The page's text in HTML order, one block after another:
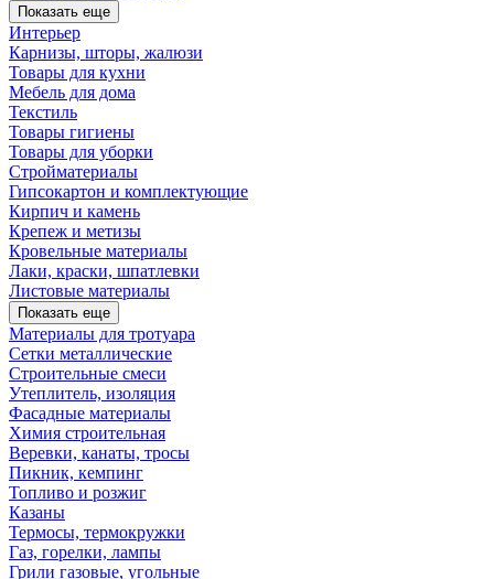
Показать еще
Интерьер
Карнизы, шторы, жалюзи
Товары для кухни
Мебель для дома
Текстиль
Товары гигиены
Товары для уборки
Стройматериалы
Гипсокартон и комплектующие
Кирпич и камень
Крепеж и метизы
Кровельные материалы
Лаки, краски, шпатлевки
Листовые материалы
Показать еще
Материалы для тротуара
Сетки металлические
Строительные смеси
Утеплитель, изоляция
Фасадные материалы
Химия строительная
Веревки, канаты, тросы
Пикник, кемпинг
Топливо и розжиг
Казаны
Термосы, термокружки
Газ, горелки, лампы
Грили газовые, угольные